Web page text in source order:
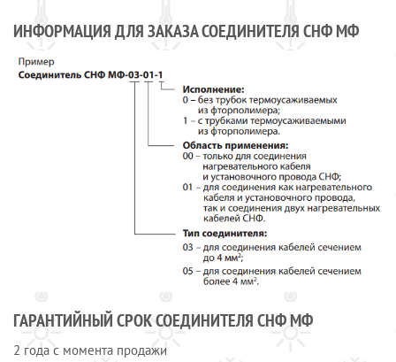
ИНФОРМАЦИЯ ДЛЯ ЗАКАЗА СОЕДИНИТЕЛЯ СНФ МФ
ГАРАНТИЙНЫЙ СРОК СОЕДИНИТЕЛЯ СНФ МФ
2 года с момента продажи